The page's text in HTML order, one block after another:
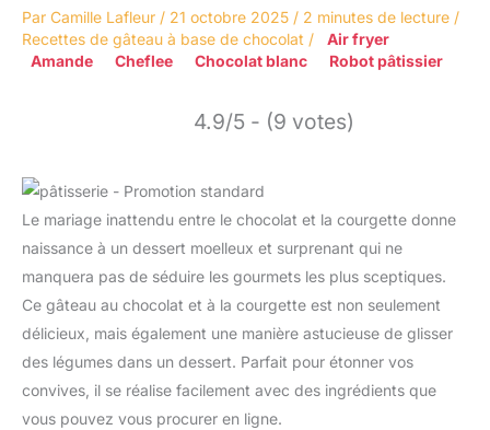
Par Camille Lafleur / 21 octobre 2025 / 2 minutes de lecture /
Recettes de gâteau à base de chocolat /
Air fryer
Amande
Cheflee Chocolat blanc Robot pâtissier
4.9/5 - (9 votes)
Le mariage inattendu entre le chocolat et la courgette donne
naissance à un dessert moelleux et surprenant qui ne
manquera pas de séduire les gourmets les plus sceptiques.
Ce gâteau au chocolat et à la courgette est non seulement
délicieux, mais également une manière astucieuse de glisser
des légumes dans un dessert. Parfait pour étonner vos
convives, il se réalise facilement avec des ingrédients que
vous pouvez vous procurer en ligne.